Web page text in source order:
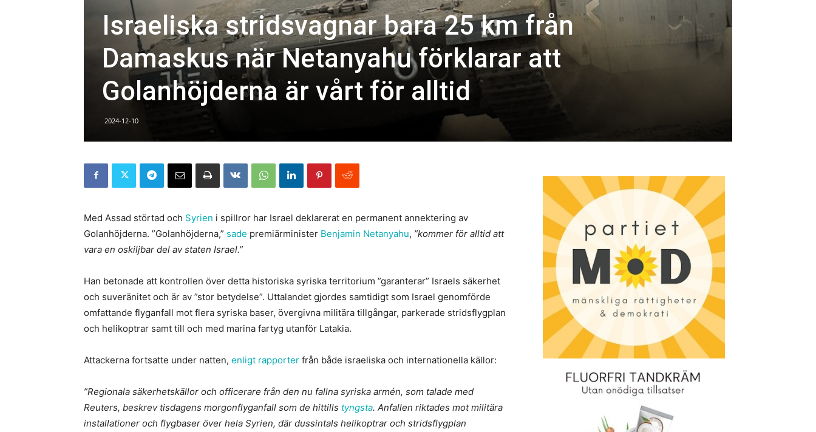
Israeliska stridsvagnar bara 25 km från
Damaskus när Netanyahu förklarar att
Golanhöjderna är vårt för alltid
2024-12-10
Med Assad störtad och Syrien i spillror har Israel deklarerat en permanent annektering av
Golanhöjderna. ”Golanhöjderna,” sade premiärminister Benjamin Netanyahu, ”kommer för alltid att
vara en oskiljbar del av staten Israel.”
Han betonade att kontrollen över detta historiska syriska territorium ”garanterar” Israels säkerhet
och suveränitet och är av ”stor betydelse”. Uttalandet gjordes samtidigt som Israel genomförde
omfattande flyganfall mot flera syriska baser, övergivna militära tillgångar, parkerade stridsflygplan
och helikoptrar samt till och med marina fartyg utanför Latakia.
Attackerna fortsatte under natten, enligt rapporter från både israeliska och internationella källor:
”Regionala säkerhetskällor och officerare från den nu fallna syriska armén, som talade med
Reuters, beskrev tisdagens morgonflyganfall som de hittills tyngsta. Anfallen riktades mot militära
installationer och flygbaser över hela Syrien, där dussintals helikoptrar och stridsflygplan